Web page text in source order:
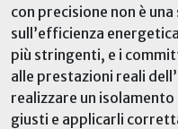
con precisione non è
sull’efficienza
più stringenti, e i
alle prestazioni reali
realizzare un
giusti e applicarli